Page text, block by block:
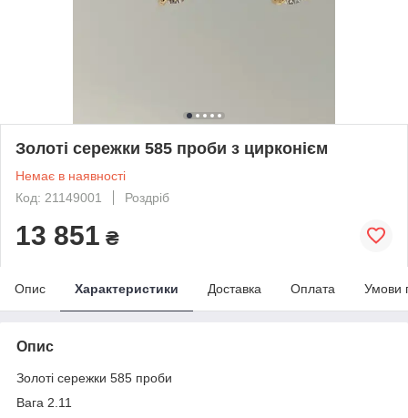
Золоті сережки 585 проби з цирконієм
Немає в наявності
Код: 21149001
Роздріб
13 851 ₴
Опис Характеристики Доставка Оплата Умови
Опис
Золоті сережки 585 проби
Вага 2.11